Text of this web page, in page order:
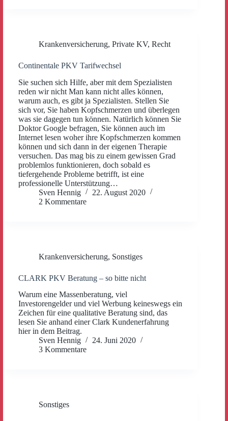
Krankenversicherung, Private KV, Recht
Continentale PKV Tarifwechsel
Sie suchen sich Hilfe, aber mit dem Spezialisten
reden wir nicht Man kann nicht alles können,
warum auch, es gibt ja Spezialisten. Stellen Sie
sich vor, Sie haben Kopfschmerzen und überlegen
was sie dagegen tun können. Natürlich können Sie
Doktor Google befragen, Sie können auch im
Internet lesen woher ihre Kopfschmerzen kommen
können und sich dann in der eigenen Therapie
versuchen. Das mag bis zu einem gewissen Grad
problemlos funktionieren, doch sobald es
tiefergehende Probleme betrifft, ist eine
professionelle Unterstützung…
Sven Hennig
22. August 2020
2 Kommentare
Krankenversicherung, Sonstiges
CLARK PKV Beratung – so bitte nicht
Warum eine Massenberatung, viel
Investorengelder und viel Werbung keineswegs ein
Zeichen für eine qualitative Beratung sind, das
lesen Sie anhand einer Clark Kundenerfahrung
hier in dem Beitrag.
Sven Hennig
24. Juni 2020
3 Kommentare
Sonstiges